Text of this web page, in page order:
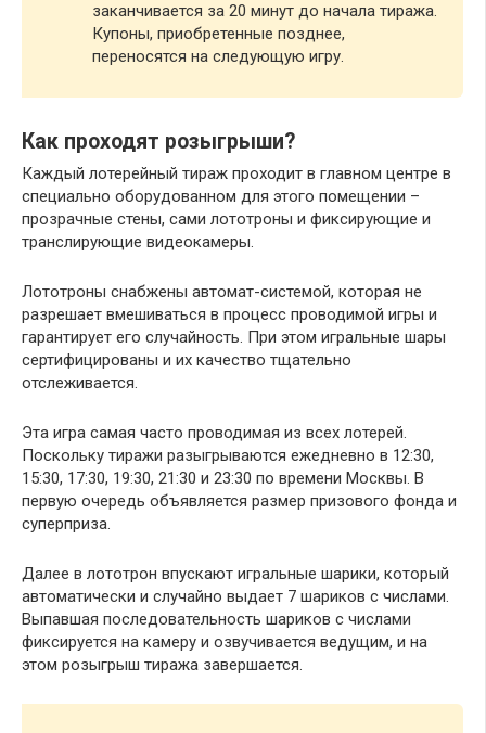
заканчивается за 20 минут до начала тиража.
Купоны, приобретенные позднее,
переносятся на следующую игру.
Как проходят розыгрыши?
Каждый лотерейный тираж проходит в главном центре в
специально оборудованном для этого помещении –
прозрачные стены, сами лототроны и фиксирующие и
транслирующие видеокамеры.
Лототроны снабжены автомат-системой, которая не
разрешает вмешиваться в процесс проводимой игры и
гарантирует его случайность. При этом игральные шары
сертифицированы и их качество тщательно
отслеживается.
Эта игра самая часто проводимая из всех лотерей.
Поскольку тиражи разыгрываются ежедневно в 12:30,
15:30, 17:30, 19:30, 21:30 и 23:30 по времени Москвы. В
первую очередь объявляется размер призового фонда и
суперприза.
Далее в лототрон впускают игральные шарики, который
автоматически и случайно выдает 7 шариков с числами.
Выпавшая последовательность шариков с числами
фиксируется на камеру и озвучивается ведущим, и на
этом розыгрыш тиража завершается.